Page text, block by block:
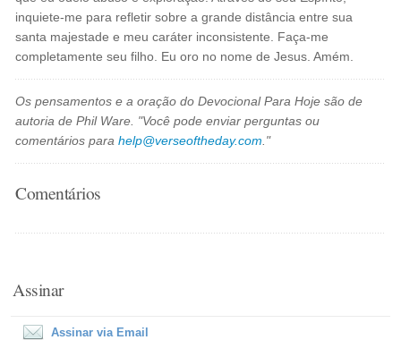
inquiete-me para refletir sobre a grande distância entre sua
santa majestade e meu caráter inconsistente. Faça-me
completamente seu filho. Eu oro no nome de Jesus. Amém.
Os pensamentos e a oração do Devocional Para Hoje são de
autoria de Phil Ware. "Você pode enviar perguntas ou
comentários parahelp@verseoftheday.com ."
Comentários
Assinar
Assinar via Email